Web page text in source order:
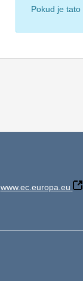
Pokud je
www.ec.europa.eu